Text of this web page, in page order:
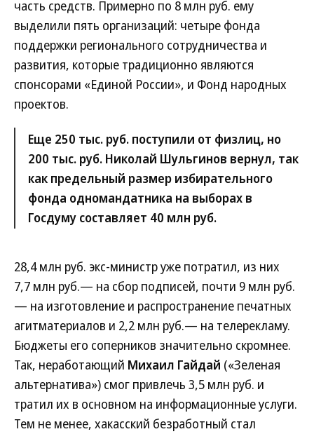
часть средств. Примерно по 8 млн руб. ему
выделили пять организаций: четыре фонда
поддержки регионального сотрудничества и
развития, которые традиционно являются
спонсорами «Единой России», и Фонд народных
проектов.
Еще 250 тыс. руб. поступили от физлиц, но
200 тыс. руб. Николай Шульгинов вернул, так
как предельный размер избирательного
фонда одномандатника на выборах в
Госдуму составляет 40 млн руб.
28,4 млн руб. экс-министр уже потратил, из них
7,7 млн руб.— на сбор подписей, почти 9 млн руб.
— на изготовление и распространение печатных
агитматериалов и 2,2 млн руб.— на телерекламу.
Бюджеты его соперников значительно скромнее.
Так, неработающий Михаил Гайдай («Зеленая
альтернатива») смог привлечь 3,5 млн руб. и
тратил их в основном на информационные услуги.
Тем не менее, хакасский безработный стал